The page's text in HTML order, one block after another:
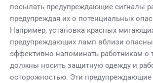
посылать предупреждающие сигналы
предупреждая их о потенциальных
Например, установка красных
предупреждающих ламп вблизи
эффективно напоминать работникам о
должны носить защитную одежду и
осторожностью. Эти